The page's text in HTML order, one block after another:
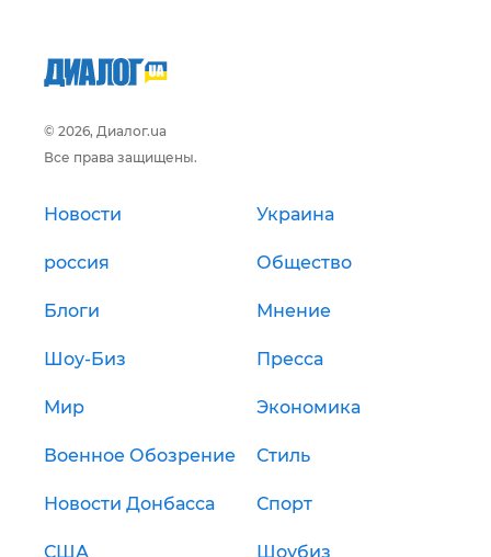
© 2026, Диалог.ua
Все права защищены.
Новости Украина
россия Общество
Блоги Мнение
Шоу-Биз Пресса
Мир Экономика
Военное Обозрение Стиль
Новости Донбасса Спорт
США Шоубиз